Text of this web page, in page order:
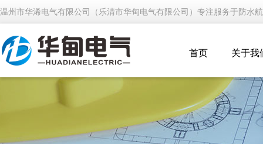
温州市华浠电气有限公司（乐清市华甸电气有限公司）专注服务于防水
首页 关于我